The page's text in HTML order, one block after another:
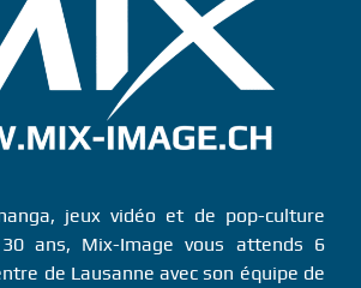
jeux vidéo et de pop-culture
ans, Mix-Image vous attends 6
de Lausanne avec son équipe de